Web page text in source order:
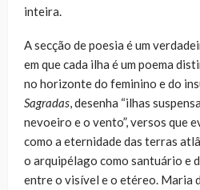
inteira.
A secção de poesia é um
em que cada ilha é um poema
no horizonte do feminino e do
Sagradas, desenha “ilhas
nevoeiro e o vento”, versos que
como a eternidade das terras
o arquipélago como santuário e
entre o visível e o etéreo. Maria